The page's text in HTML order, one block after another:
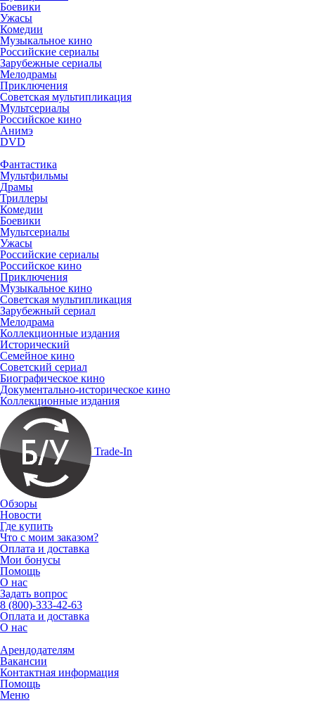
Боевики
Ужасы
Комедии
Музыкальное кино
Российские сериалы
Зарубежные сериалы
Мелодрамы
Приключения
Советская мультипликация
Мультсериалы
Российское кино
Анимэ
DVD
Фантастика
Мультфильмы
Драмы
Триллеры
Комедии
Боевики
Мультсериалы
Ужасы
Российские сериалы
Российское кино
Приключения
Музыкальное кино
Советская мультипликация
Зарубежный сериал
Мелодрама
Коллекционные издания
Исторический
Семейное кино
Советский сериал
Биографическое кино
Документально-историческое кино
Коллекционные издания
Trade-In
Обзоры
Новости
Где купить
Что с моим заказом?
Оплата и доставка
Мои бонусы
Помощь
О нас
Задать вопрос
8 (800)-333-42-63
Оплата и доставка
О нас
Арендодателям
Вакансии
Контактная информация
Помощь
Меню